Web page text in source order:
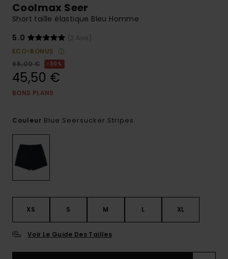
Coolmax Seer
Short taille élastique Bleu Homme
5.0
(2 Avis)
ECO-BONUS
65,00 €
30%
45,50 €
BONS PLANS
Couleur Blue Seersucker Stripes
XS S M L XL
Voir Le Guide Des Tailles